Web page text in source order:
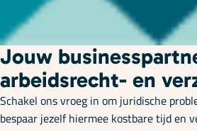
Jouw
arbeidsrecht- en
Schakel ons vroeg in om juridische
bespaar jezelf hiermee kostbare tijd en